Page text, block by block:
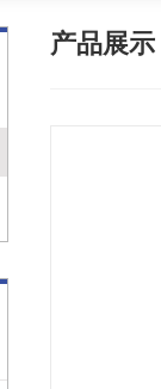
产品展示